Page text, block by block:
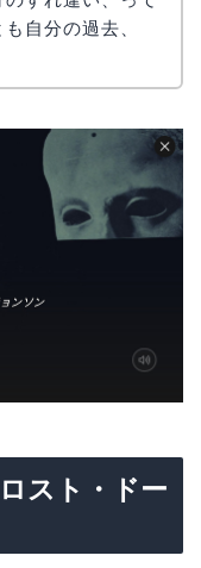
自分の過去、
スト・ドー